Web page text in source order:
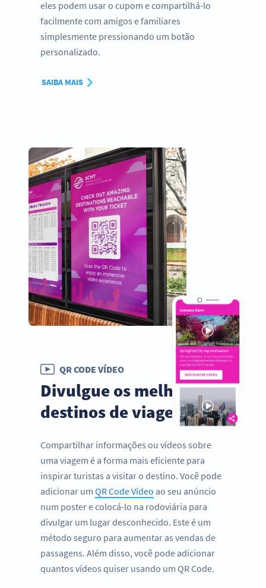
eles podem usar o cupom e compartilhá-lo
facilmente com amigos e familiares
simplesmente pressionando um botão
personalizado.
SAIBA MAIS
QR CODE VÍDEO
Divulgue os melhores
destinos de viagens
Compartilhar informações ou vídeos sobre
uma viagem é a forma mais eficiente para
inspirar turistas a visitar o destino. Você pode
adicionar um QR Code Vídeo ao seu anúncio
num poster e colocá-lo na rodoviária para
divulgar um lugar desconhecido. Este é um
método seguro para aumentar as vendas de
passagens. Além disso, você pode adicionar
quantos vídeos quiser usando um QR Code.